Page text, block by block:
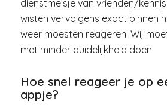
dienstmeisje van vrienden/
wisten vervolgens exact binnen
weer moesten reageren. Wij
met minder duidelijkheid doen.
Hoe snel reageer je op
appje?